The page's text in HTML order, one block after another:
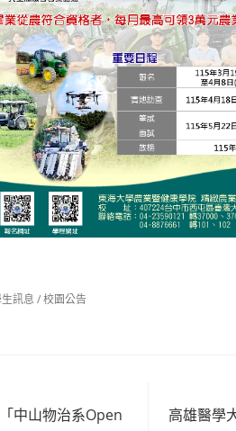
訊息 /校園公告
中山物治系Open
高雄醫學